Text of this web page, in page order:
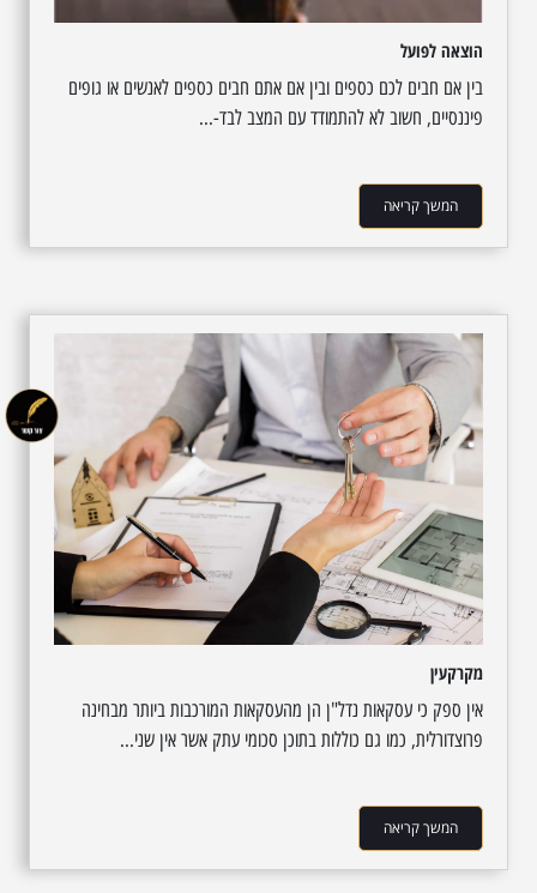
הוצאה לפועל
בין אם חבים לכם כספים ובין אם אתם חבים כספים לאנשים או גופים
פיננסיים, חשוב לא להתמודד עם המצב לבד-...
המשך קריאה
מקרקעין
אין ספק כי עסקאות נדל"ן הן מהעסקאות המורכבות ביותר מבחינה
פרוצדורלית, כמו גם כוללות בתוכן סכומי עתק אשר אין שני...
המשך קריאה